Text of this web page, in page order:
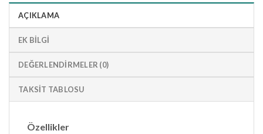
AÇIKLAMA
EK BILGI
DEĞERLENDIRMELER (0)
TAKSIT TABLOSU
Özellikler